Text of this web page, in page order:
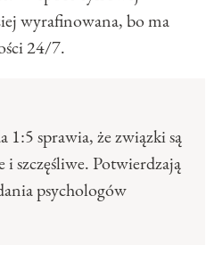
wyrafinowana, bo ma
24/7.
1:5 sprawia, że związki są
i szczęśliwe. Potwierdzają
psychologów